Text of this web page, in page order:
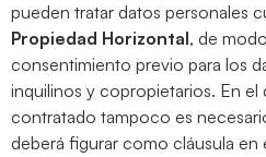
pueden tratar datos personales
Propiedad Horizontal, de
consentimiento previo para los
inquilinos y copropietarios. En el
contratado tampoco es
deberá figurar como cláusula